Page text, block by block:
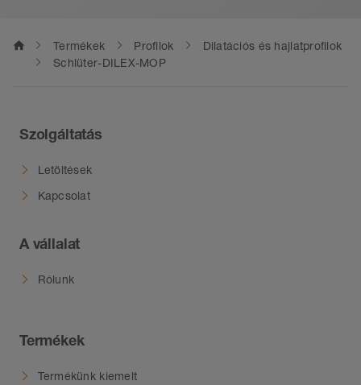
home Termékek Profilok
Dilatációs és hajlatprofilok
Schlüter-DILEX-MOP
Szolgáltatás
Letöltések
Kapcsolat
A vállalat
Rólunk
Termékek
Termékünk kiemelt